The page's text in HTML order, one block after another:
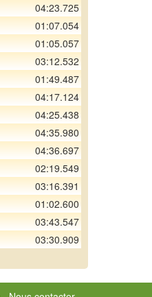
04:23.725
01:07.054
01:05.057
03:12.532
01:49.487
04:17.124
04:25.438
04:35.980
04:36.697
02:19.549
03:16.391
01:02.600
03:43.547
03:30.909